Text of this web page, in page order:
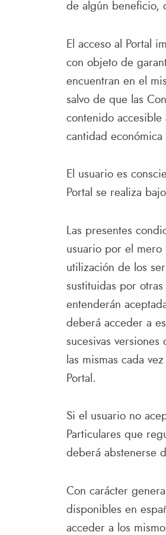
de algún beneficio,
El acceso al Portal
con objeto de
encuentran en el
salvo de que las
contenido accesible
cantidad
El usuario es
Portal se realiza
Las presentes
usuario por el mero
utilización de los
sustituidas por
entenderán
deberá acceder a
sucesivas
las mismas cada
Portal.
Si el usuario no
Particulares que
deberá abstenerse
Con carácter
disponibles en
acceder a los